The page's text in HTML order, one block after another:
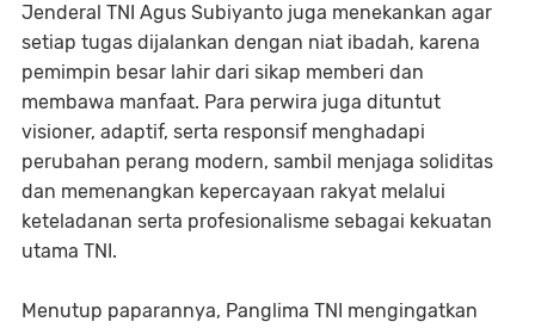
Jenderal TNI Agus Subiyanto juga menekankan agar
setiap tugas dijalankan dengan niat ibadah, karena
pemimpin besar lahir dari sikap memberi dan
membawa manfaat. Para perwira juga dituntut
visioner, adaptif, serta responsif menghadapi
perubahan perang modern, sambil menjaga soliditas
dan memenangkan kepercayaan rakyat melalui
keteladanan serta profesionalisme sebagai kekuatan
utama TNI.
Menutup paparannya, Panglima TNI mengingatkan